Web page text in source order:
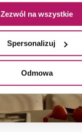
Zezwól na wszystkie
Spersonalizuj
Odmowa